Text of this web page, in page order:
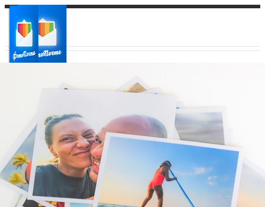
Ваш регион доставки
Выберите из списка: